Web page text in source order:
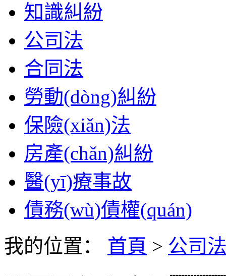
知識糾紛
公司法
合同法
勞動(dòng)糾紛
保險(xiǎn)法
房產(chǎn)糾紛
醫(yī)療事故
債務(wù)債權(quán)
我的位置： 首頁 > 公司